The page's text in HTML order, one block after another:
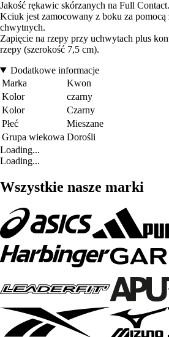
Jakość rękawic skórzanych na Full Contact.
Kciuk jest zamocowany z boku za
chwytnych.
Zapięcie na rzepy przy uchwytach plus
rzepy (szerokość 7,5 cm).
Dodatkowe informacje
Marka
Kwon
Kolor
czarny
Kolor
Czarny
Płeć
Mieszane
Grupa wiekowa Dorośli
Loading...
Loading...
Wszystkie nasze marki